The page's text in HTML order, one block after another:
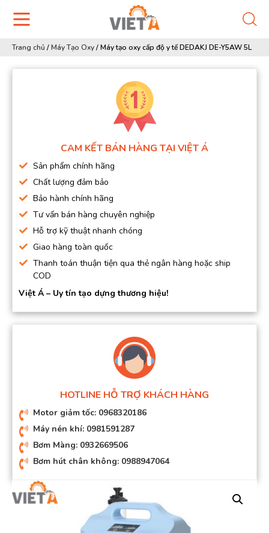
Trang chủ /Máy Tạo Oxy/Máy tạo oxy cấp độ y tế DEDAKJ DE-Y5AW 5L
CAM KẾT BÁN HÀNG TẠI VIỆT Á
Sản phẩm chính hãng
Chất lượng đảm bảo
Bảo hành chính hãng
Tư vấn bán hàng chuyên nghiệp
Hỗ trợ kỹ thuật nhanh chóng
Giao hàng toàn quốc
Thanh toán thuận tiện qua thẻ ngân hàng hoặc ship
COD
Việt Á – Uy tín tạo dựng thương hiệu!
HOTLINE HỖ TRỢ KHÁCH HÀNG
Motor giảm tốc: 0968320186
Máy nén khí: 0981591287
Bơm Màng: 0932669506
Bơm hút chân không: 0988947064